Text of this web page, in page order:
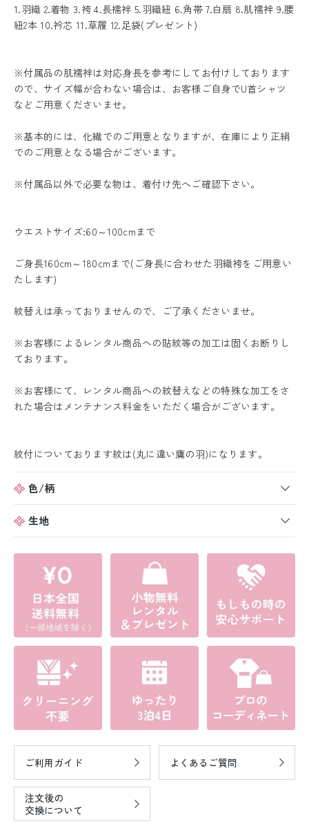
1.羽織 2.着物 3.袴 4.長襦袢 5.羽織紐 6.角帯 7.白扇 8.肌襦袢 9.腰
紐2本 10.衿芯 11.草履 12.足袋(プレゼント)
※付属品の肌襦袢は対応身長を参考にしてお付けしております
ので、サイズ幅が合わない場合は、お客様ご自身でU首シャツ
などご用意くださいませ。
※基本的には、化繊でのご用意となりますが、在庫により正絹
でのご用意となる場合がございます。
※付属品以外で必要な物は、着付け先へご確認下さい。
ウエストサイズ:60～100cmまで
ご身長160cm～180cmまで(ご身長に合わせた羽織袴をご用意い
たします)
紋替えは承っておりませんので、ご了承くださいませ。
※お客様によるレンタル商品への貼紋等の加工は固くお断りし
ております。
※お客様にて、レンタル商品への紋替えなどの特殊な加工をさ
れた場合はメンテナンス料金をいただく場合がございます。
紋付についております紋は(丸に違い鷹の羽)になります。
色/柄
生地
ご利用ガイド よくあるご質問
注文後の
交換について